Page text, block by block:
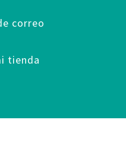
correo
tienda